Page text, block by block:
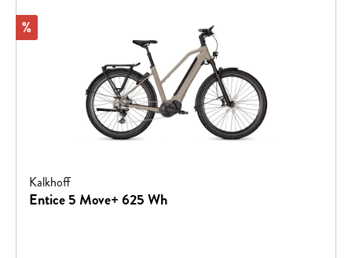
Rabatt
%
Kalkhoff
Entice 5 Move+ 625 Wh